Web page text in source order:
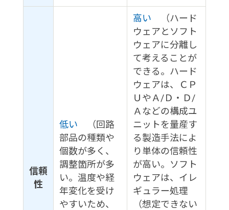
信頼
性
低い （回路
部品の種類や
個数が多く、
調整箇所が多
い。温度や経
年変化を受け
やすいため、
高い （ハード
ウェアとソフト
ウェアに分離し
て考えることが
できる。ハード
ウェアは、ＣＰ
ＵやＡ/Ｄ・Ｄ/
Ａなどの構成ユ
ニットを量産す
る製造手法によ
り単体の信頼性
が高い。ソフト
ウェアは、イレ
ギュラー処理
（想定できない